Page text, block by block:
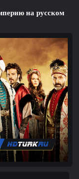
на русском